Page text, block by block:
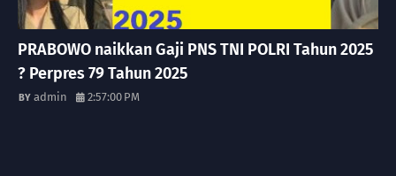
PRABOWO naikkan Gaji PNS TNI POLRI Tahun 2025
? Perpres 79 Tahun 2025
admin 2:57:00 PM